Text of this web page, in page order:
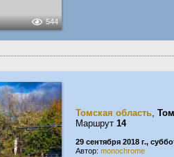
544
Томская область,
Маршрут 14
29 сентября 2018 г.,
Автор: monochrome